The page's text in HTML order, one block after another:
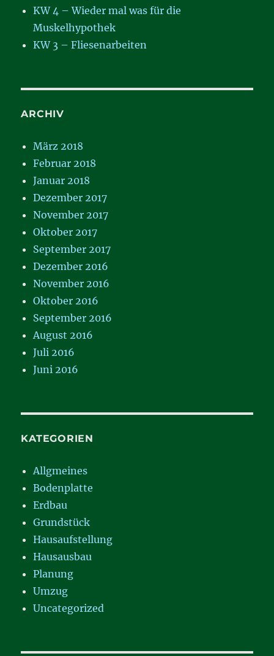
KW 4 – Wieder mal was für die
Muskelhypothek
KW 3 – Fliesenarbeiten
ARCHIV
März 2018
Februar 2018
Januar 2018
Dezember 2017
November 2017
Oktober 2017
September 2017
Dezember 2016
November 2016
Oktober 2016
September 2016
August 2016
Juli 2016
Juni 2016
KATEGORIEN
Allgmeines
Bodenplatte
Erdbau
Grundstück
Hausaufstellung
Hausausbau
Planung
Umzug
Uncategorized